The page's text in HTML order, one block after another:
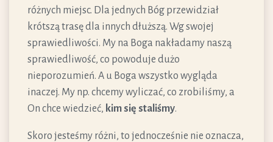
różnych miejsc. Dla jednych Bóg przewidział
krótszą trasę dla innych dłuższą. Wg swojej
sprawiedliwości. My na Boga nakładamy naszą
sprawiedliwość, co powoduje dużo
nieporozumień. A u Boga wszystko wygląda
inaczej. My np. chcemy wyliczać, co zrobiliśmy, a
On chce wiedzieć, kim się staliśmy.
Skoro jesteśmy różni, to jednocześnie nie oznacza,